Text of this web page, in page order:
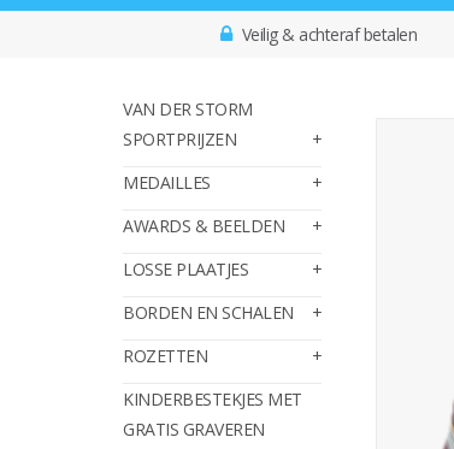
Veilig & achteraf betalen
VAN DER STORM
SPORTPRIJZEN
MEDAILLES
AWARDS & BEELDEN
LOSSE PLAATJES
BORDEN EN SCHALEN
ROZETTEN
KINDERBESTEKJES MET
GRATIS GRAVEREN